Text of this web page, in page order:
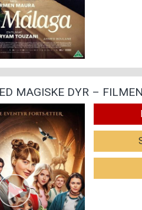
MAGISKE DYR – FILMEN